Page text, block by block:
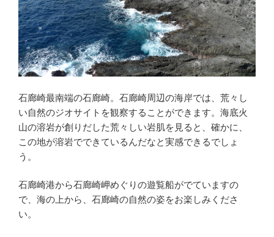
石廊崎最南端の石廊崎。石廊崎周辺の海岸では、荒々し
い自然のジオサイトを観察することができます。海底火
山の溶岩が創りだした荒々しい岩肌を見ると、確かに、
この地が溶岩でできているんだなと実感できるでしょ
う。
石廊崎港から石廊崎岬めぐりの遊覧船がでていますの
で、海の上から、石廊崎の自然の姿をお楽しみくださ
い。